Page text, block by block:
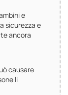
e
sicurezza e
ancora
causare
li